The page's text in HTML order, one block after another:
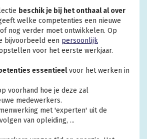
beschik je bij het onthaal al over
welke competenties een nieuwe
nog verder moet ontwikkelen. Op
bijvoorbeeld een persoonlijk
voor het eerste werkjaar.
essentieelvoor het werken in
voorhand hoe je deze zal
medewerkers.
met 'experten' uit de
van opleiding, ...